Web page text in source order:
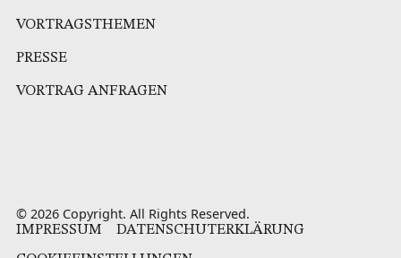
VORTRAGSTHEMEN
PRESSE
VORTRAG ANFRAGEN
©2026 Copyright. All Rights Reserved.
IMPRESSUM DATENSCHUTERKLÄRUNG